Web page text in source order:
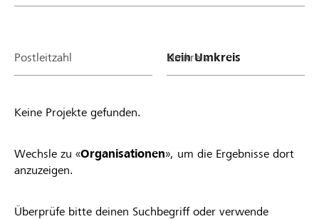
Postleitzahl Umkreis
Keine Projekte gefunden.
Wechsle zu «Organisationen», um die Ergebnisse dort
anzuzeigen.
Überprüfe bitte deinen Suchbegriff oder verwende